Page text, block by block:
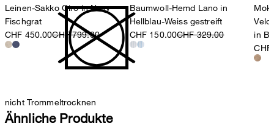
nicht Trommeltrocknen
Leinen-Sakko Giro in Navy
Fischgrat
CHF 450.00CHF 799.00
Baumwoll-Hemd Lano in
Hellblau-Weiss gestreift
CHF 150.00CHF 329.00
in
Ähnliche Produkte